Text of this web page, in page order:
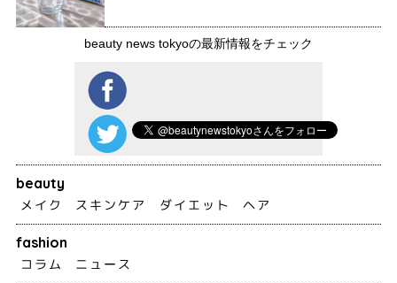
beauty news tokyoの最新情報をチェック
beauty
メイク
スキンケア ダイエット ヘア
fashion
コラム
ニュース